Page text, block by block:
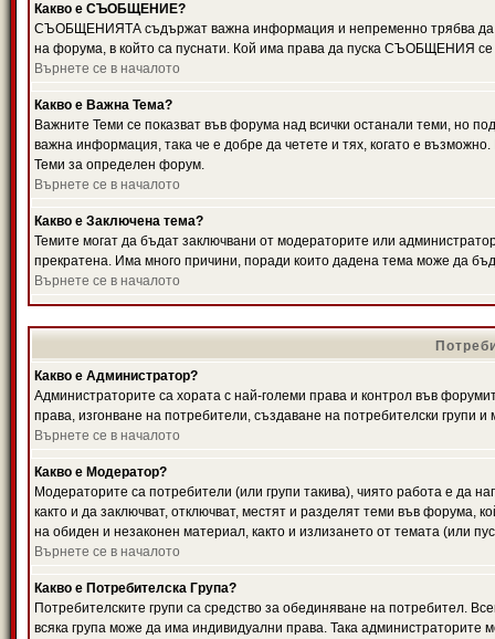
Какво е СЪОБЩЕНИЕ?
СЪОБЩЕНИЯТА съдържат важна информация и непременно трябва да
на форума, в който са пуснати. Кой има права да пуска СЪОБЩЕНИЯ се
Върнете се в началото
Какво е Важна Тема?
Важните Теми се показват във форума над всички останали теми,
важна информация, така че е добре да четете и тях, когато е
Теми за определен форум.
Върнете се в началото
Какво е Заключена тема?
Темите могат да бъдат заключвани от модераторите или
прекратена. Има много причини, поради които дадена тема може да
Върнете се в началото
Какво е Администратор?
Администраторите са хората с най-големи права и контрол във
права, изгонване на потребители, създаване на потребителски групи
Върнете се в началото
Какво е Модератор?
Модераторите са потребители (или групи такива), чиято работа е да
както и да заключват, отключват, местят и разделят теми във форума,
на обиден и незаконен материал, както и излизането от темата (или
Върнете се в началото
Какво е Потребителска Група?
Потребителските групи са средство за обединяване на потребител.
всяка група може да има индивидуални права. Така